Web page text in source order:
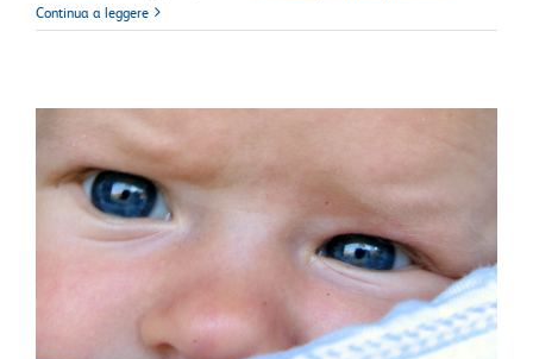
Continua a leggere